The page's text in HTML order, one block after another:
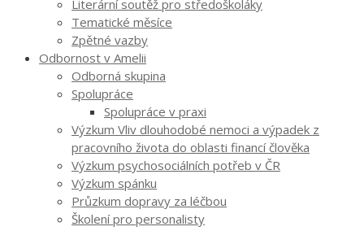
Literární soutěž pro středoškoláky
Tematické měsíce
Zpětné vazby
Odbornost v Amelii
Odborná skupina
Spolupráce
Spolupráce v praxi
Výzkum Vliv dlouhodobé nemoci a výpadek z
pracovního života do oblasti financí člověka
Výzkum psychosociálních potřeb v ČR
Výzkum spánku
Průzkum dopravy za léčbou
Školení pro personalisty